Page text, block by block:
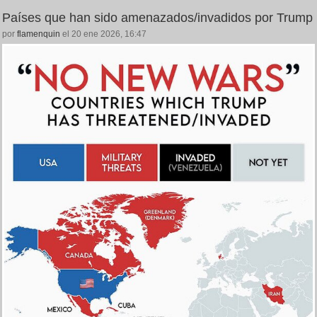
Países que han sido amenazados/invadidos por Trump
por flamenquin el 20 ene 2026, 16:47